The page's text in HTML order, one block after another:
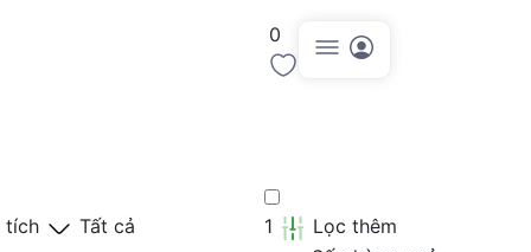
0
tích Tất cả 1
Lọc thêm